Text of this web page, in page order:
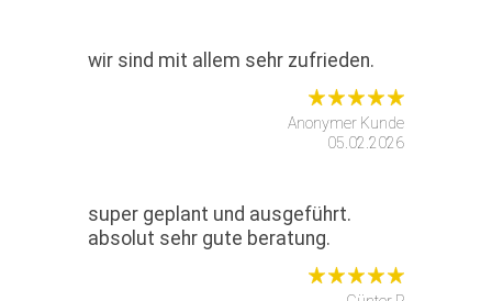
wir sind mit allem sehr zufrieden.
Anonymer Kunde
05.02.2026
super geplant und ausgeführt.
absolut sehr gute beratung.